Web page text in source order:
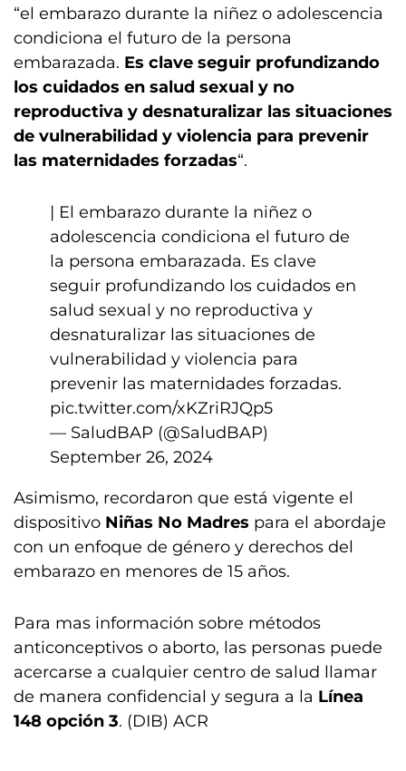
“el embarazo durante la niñez o adolescencia
condiciona el futuro de la persona
embarazada. Es clave seguir profundizando
los cuidados en salud sexual y no
reproductiva y desnaturalizar las situaciones
de vulnerabilidad y violencia para prevenir
las maternidades forzadas“.
| El embarazo durante la niñez o
adolescencia condiciona el futuro de
la persona embarazada. Es clave
seguir profundizando los cuidados en
salud sexual y no reproductiva y
desnaturalizar las situaciones de
vulnerabilidad y violencia para
prevenir las maternidades forzadas.
pic.twitter.com/xKZriRJQp5
— SaludBAP (@SaludBAP)
September 26, 2024
Asimismo, recordaron que está vigente el
dispositivo Niñas No Madres para el abordaje
con un enfoque de género y derechos del
embarazo en menores de 15 años.
Para mas información sobre métodos
anticonceptivos o aborto, las personas puede
acercarse a cualquier centro de salud llamar
de manera confidencial y segura a la Línea
148 opción 3. (DIB) ACR